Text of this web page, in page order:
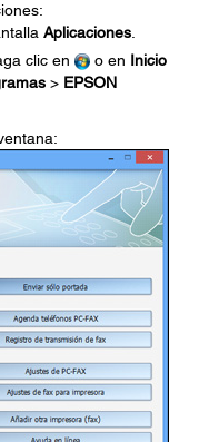
Aplicaciones
clic en o en Inicio
> EPSON